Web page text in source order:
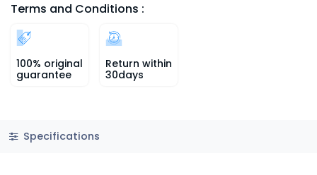
Terms and Conditions :
100% original
guarantee
Return within
30days
Specifications